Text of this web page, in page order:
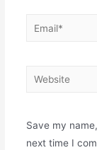
Email*
Website
Save my
next time I